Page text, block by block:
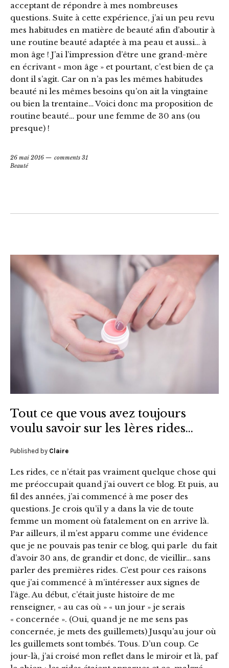
acceptant de répondre à mes nombreuses
questions. Suite à cette expérience, j’ai un peu revu
mes habitudes en matière de beauté afin d’aboutir à
une routine beauté adaptée à ma peau et aussi… à
mon âge ! J’ai l’impression d’être une grand-mère
en écrivant « mon âge » et pourtant, c’est bien de ça
dont il s’agit. Car on n’a pas les mêmes habitudes
beauté ni les mêmes besoins qu’on ait la vingtaine
ou bien la trentaine… Voici donc ma proposition de
routine beauté… pour une femme de 30 ans (ou
presque) !
26 mai 2016
comments 31
Beauté
Tout ce que vous avez toujours
voulu savoir sur les 1ères rides…
Published by Claire
Les rides, ce n’était pas vraiment quelque chose qui
me préoccupait quand j’ai ouvert ce blog. Et puis, au
fil des années, j’ai commencé à me poser des
questions. Je crois qu’il y a dans la vie de toute
femme un moment où fatalement on en arrive là.
Par ailleurs, il m’est apparu comme une évidence
que je ne pouvais pas tenir ce blog, qui parle du fait
d’avoir 30 ans, de grandir et donc, de vieillir… sans
parler des premières rides. C’est pour ces raisons
que j’ai commencé à m’intéresser aux signes de
l’âge. Au début, c’était juste histoire de me
renseigner, « au cas où » « un jour » je serais
« concernée ». (Oui, quand je ne me sens pas
concernée, je mets des guillemets) Jusqu’au jour où
les guillemets sont tombés. Tous. D’un coup. Ce
jour-là, j’ai croisé mon reflet dans le miroir et là, paf